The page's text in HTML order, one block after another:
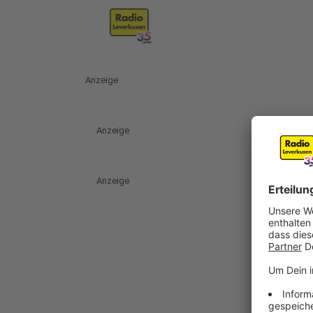
Anzeige
Anzeige
Anzeige